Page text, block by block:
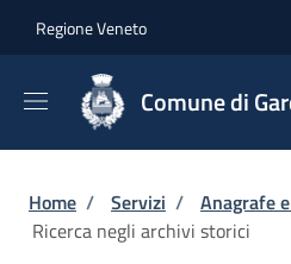
Regione Veneto
Comune di
Briciole di pane
Home / Servizi / Anagrafe
Ricerca negli archivi storici